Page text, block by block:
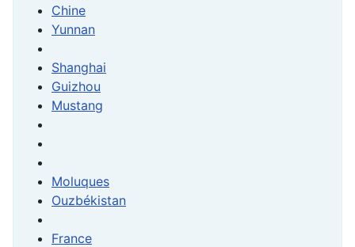
Chine
Yunnan
Shanghai
Guizhou
Mustang
Moluques
Ouzbékistan
France